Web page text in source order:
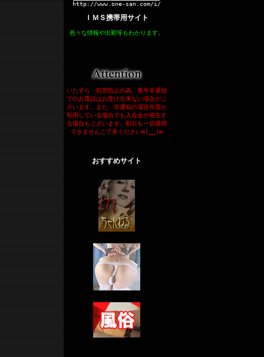
http://www.one-san.com/i/
ＩＭＳ携帯用サイト
色々な情報や出勤等もわかります。
いたずら・犯罪防止の為、番号非通知
でのお電話はお受け出来ない場合がご
ざいます。また、非通知の場合何度か
利用している場合でも入会金が発生す
る場合もございます。割引も一切適用
できませんご了承くださいm(__)m
おすすめサイト